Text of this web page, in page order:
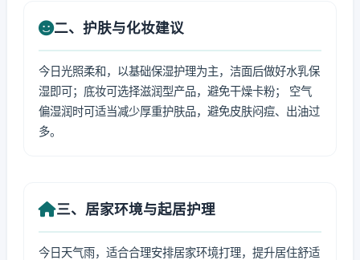
二、护肤与化妆建议
今日光照柔和，以基础保湿护理为主，洁面后做好水乳保
湿即可；底妆可选择滋润型产品，避免干燥卡粉； 空气
偏湿润时可适当减少厚重护肤品，避免皮肤闷痘、出油过
多。
三、居家环境与起居护理
今日天气雨，适合合理安排居家环境打理，提升居住舒适